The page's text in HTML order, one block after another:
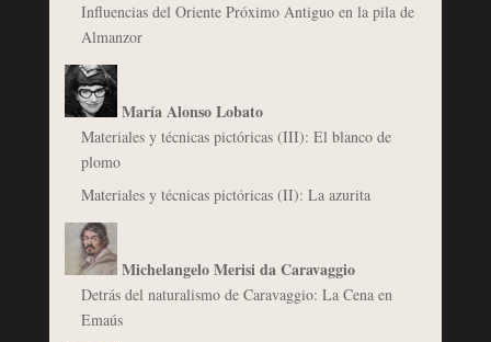
Influencias del Oriente Próximo Antiguo en la pila de
Almanzor
María Alonso Lobato
Materiales y técnicas pictóricas (III): El blanco de
plomo
Materiales y técnicas pictóricas (II): La azurita
Michelangelo Merisi da Caravaggio
Detrás del naturalismo de Caravaggio: La Cena en
Emaús